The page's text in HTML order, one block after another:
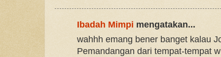
Ibadah Mimpi mengatakan...
wahhh emang bener banget kalau
Pemandangan dari tempat-tempat